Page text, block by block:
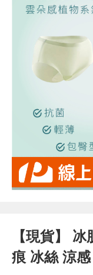
【現貨】
痕 冰絲 涼